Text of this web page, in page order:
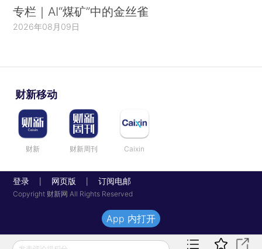
专栏｜AI“煤矿”中的金丝雀
2026年08月09日
财新移动
财新 财新周刊 Caixin
登录 网页版 订阅电邮
Copyright 财新网 All Rights Reserved
App 内打开